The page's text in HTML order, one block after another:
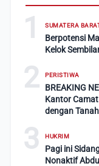
1 SUMATERA
Berpotensi
Kelok
2 PERISTIWA
BREAKING
Kantor
dengan Tanah
3 HUKRIM
Pagi ini
Nonaktif